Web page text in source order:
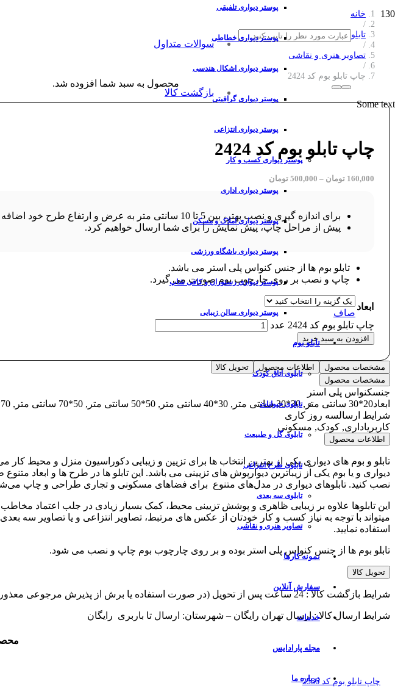
سوالات متداول
بازگشت کالا
پوستر دیواری تلفیقی
پوستر دیواری خطاطی
پوستر دیواری اشکال هندسی
پوستر دیواری گرافیتی
پوستر دیواری انتزاعی
پوستر دیواری کسب و کار
پوستر دیواری اداری
پوستر دیواری املاک و مسکن
پوستر دیواری باشگاه ورزشی
پوستر دیواری رستوران و کافی شاپ
پوستر دیواری سالن زیبایی
تابلو بوم
تابلوی اتاق کودک
تابلوی حیوانات
تابلوی گل و طبیعت
تابلوی طرح انتزاعی
تابلوی سه بعدی
تصاویر هنری و نقاشی
نمونه کارها
سفارش آنلاین
خدمات
مجله پارادایس
درباره ما
محصول به سبد شما افزوده شد.
Some text
خانه
/
تابلو بوم
/
تصاویر هنری و نقاشی
/
چاپ تابلو بوم کد 2424
چاپ تابلو بوم کد 2424
160,000 تومان –
500,000 تومان
برای اندازه گیری و نصب بهتر، بین 5 تا 10 سانتی متر به عرض و ارتفاع طرح خود اضافه کنید.
پیش از مراحل چاپ، پیش نمایش را برای شما ارسال خواهیم کرد.
تابلو بوم ها از جنس کنواس پلی استر می باشد.
چاپ و نصب بر روی چارچوب بوم صورت می گیرد.
ابعاد
صاف
چاپ تابلو بوم کد 2424 عدد
افزودن به سبد خرید
مشخصات محصول اطلاعات محصول
تحویل کالا
مشخصات محصول
جنسکنواس پلی استر
ابعاد20*30 سانتی متر, 30*30 سانتی متر, 30*40 سانتی متر, 50*50 سانتی متر, 50*70 سانتی متر, 70*100 سانتی متر
شرایط ارسالسه روز کاری
کاربریاداری, کودک, مسکونی
اطلاعات محصول
تابلو و بوم های دیواری یکی از بهترین انتخاب ها برای تزیین و زیبایی دکوراسیون منزل و محیط
دیواری و یا بوم یکی از زیباترین دیوارپوش های تزیینی می باشد. این تابلو ها در طرح ها و ابعاد
نصب کنید. تابلوهای دیواری در مدل‌های متنوع برای فضاهای مسکونی و تجاری طراحی و چاپ
این تابلوها علاوه بر زیبایی ظاهری و پوشش تزیینی محیط، کمک بسیار زیادی در جلب اعتماد
میتواند با توجه به نیاز کسب و کار خودتان از عکس های مرتبط، تصاویر انتزاعی و یا تصاویر سه
استفاده نمایید.
تابلو بوم ها از جنس کنواس پلی استر بوده و بر روی چارچوب بوم چاپ و نصب می شود.
تحویل کالا
شرایط بازگشت کالا : 24 ساعت پس از تحویل (در صورت استفاده یا برش از پذیرش مرجوعی معذوریم)
شرایط ارسال کالا : ارسال تهران رایگان – شهرستان: ارسال تا باربری رایگان
چاپ تابلو بوم کد 2586